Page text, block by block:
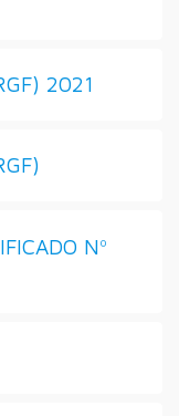
2021
Nº